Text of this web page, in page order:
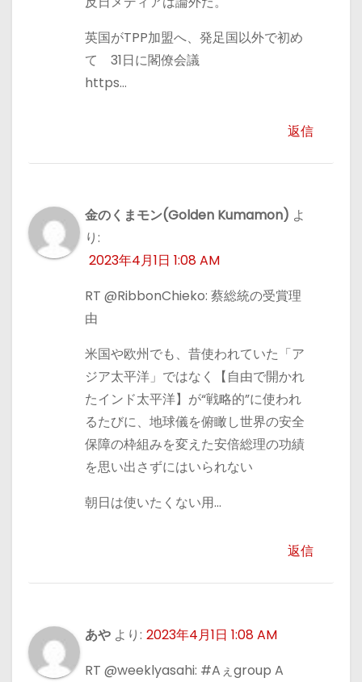
英国がTPP加盟へ、発足国以外で初め
て 31日に閣僚会議
https…
返信
金のくまモン(Golden Kumamon) よ
り:
2023年4月1日 1:08 AM
RT @RibbonChieko: 蔡総統の受賞理
由
米国や欧州でも、昔使われていた「ア
ジア太平洋」ではなく【自由で開かれ
たインド太平洋】が“戦略的”に使われ
るたびに、地球儀を俯瞰し世界の安全
保障の枠組みを変えた安倍総理の功績
を思い出さずにはいられない
朝日は使いたくない用…
返信
あや より: 2023年4月1日 1:08 AM
RT @weeklyasahi: #Aぇgroup A